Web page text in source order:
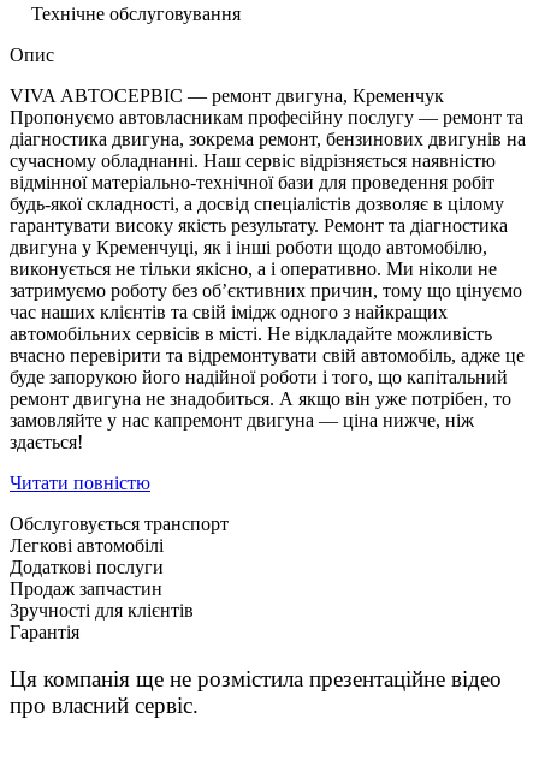
Технічне обслуговування
Опис
VIVA АВТОСЕРВІС — ремонт двигуна, Кременчук
Пропонуємо автовласникам професійну послугу — ремонт та
діагностика двигуна, зокрема ремонт, бензинових двигунів на
сучасному обладнанні. Наш сервіс відрізняється наявністю
відмінної матеріально-технічної бази для проведення робіт
будь-якої складності, а досвід спеціалістів дозволяє в цілому
гарантувати високу якість результату. Ремонт та діагностика
двигуна у Кременчуці, як і інші роботи щодо автомобілю,
виконується не тільки якісно, а і оперативно. Ми ніколи не
затримуємо роботу без об’єктивних причин, тому що цінуємо
час наших клієнтів та свій імідж одного з найкращих
автомобільних сервісів в місті. Не відкладайте можливість
вчасно перевірити та відремонтувати свій автомобіль, адже це
буде запорукою його надійної роботи і того, що капітальний
ремонт двигуна не знадобиться. А якщо він уже потрібен, то
замовляйте у нас капремонт двигуна — ціна нижче, ніж
здається!
Читати повністю
Обслуговується транспорт
Легкові автомобілі
Додаткові послуги
Продаж запчастин
Зручності для клієнтів
Гарантія
Ця компанія ще не розмістила презентаційне відео
про власний сервіс.